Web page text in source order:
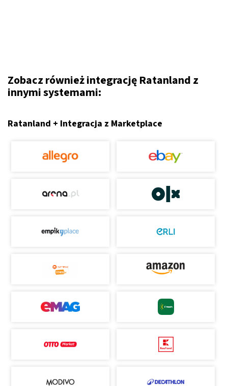
Zobacz również integrację Ratanland z
innymi systemami:
Ratanland + Integracja z Marketplace